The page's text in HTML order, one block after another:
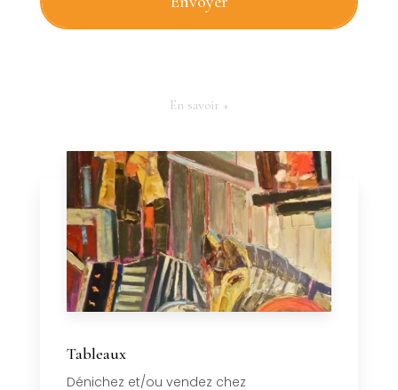
En savoir +
Tableaux
Dénichez et/ou vendez chez